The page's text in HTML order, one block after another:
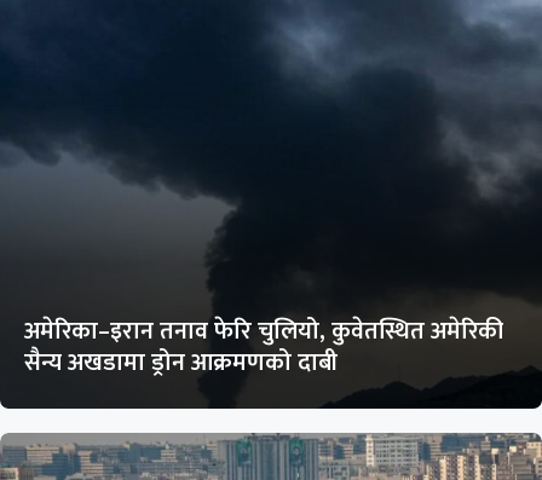
अमेरिका–इरान तनाव फेरि चुलियो, कुवेतस्थित अमेरिकी
सैन्य अखडामा ड्रोन आक्रमणको दाबी